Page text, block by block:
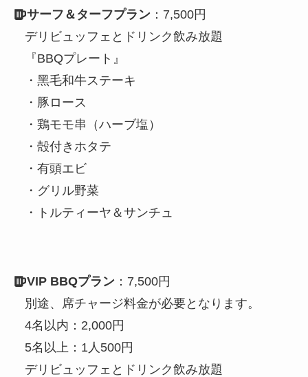
サーフ＆ターフプラン ：7,500円
デリビュッフェとドリンク飲み放題
『BBQプレート』
・⿊⽑和⽜ステーキ
・豚ロース
・鶏モモ串（ハーブ塩）
・殻付きホタテ
・有頭エビ
・グリル野菜
・トルティーヤ＆サンチュ
VIP BBQプラン ：7,500円
別途、席チャージ料金が必要となります。
4名以内：2,000円
5名以上：1人500円
デリビュッフェとドリンク飲み放題